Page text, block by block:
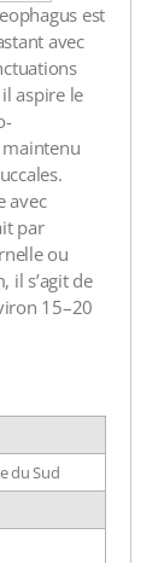
est
avec
aspire le
avec
par
ou
il s’agit de
15–20
du Sud